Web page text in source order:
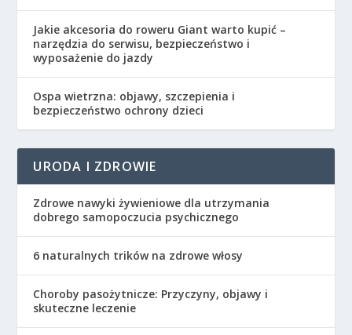
Jakie akcesoria do roweru Giant warto kupić –
narzędzia do serwisu, bezpieczeństwo i
wyposażenie do jazdy
Ospa wietrzna: objawy, szczepienia i
bezpieczeństwo ochrony dzieci
URODA I ZDROWIE
Zdrowe nawyki żywieniowe dla utrzymania
dobrego samopoczucia psychicznego
6 naturalnych trików na zdrowe włosy
Choroby pasożytnicze: Przyczyny, objawy i
skuteczne leczenie